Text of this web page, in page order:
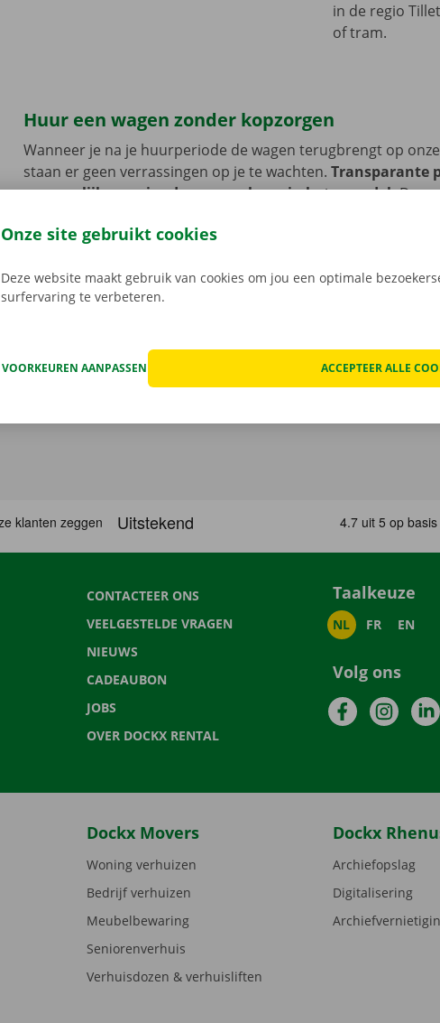
in de regio
of tram.
Huur een wagen zonder kopzorgen
Wanneer je na je huurperiode de wagen terugbrengt op
staan er geen verrassingen op je te wachten. Transparante
persoonlijke service dragen we hoog in het vaandel.
van pechverhelping binnen heel Europa. Zo geraak je altijd
CONTACTEER ONS
VEELGESTELDE VRAGEN
NIEUWS
CADEAUBON
JOBS
OVER DOCKX RENTAL
Taalkeuze
NL FR EN
Volg ons
Facebook
Dockx Movers
Woning verhuizen
Bedrijf verhuizen
Meubelbewaring
Seniorenverhuis
Verhuisdozen & verhuisliften
Dockx
Archiefopslag
Digitalisering
Onze site gebruikt cookies
Deze website maakt gebruik van cookies om jou een optimale
surfervaring te verbeteren.
VOORKEUREN AANPASSEN ACCEPTEER ALLE